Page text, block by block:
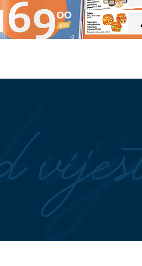
"Elite 10", ovo će vas potpuno
"Rak se PROŠIRIO NA KOSTI,
veoma je bolno gledati ga"
Bajden sa suzama o očevoj